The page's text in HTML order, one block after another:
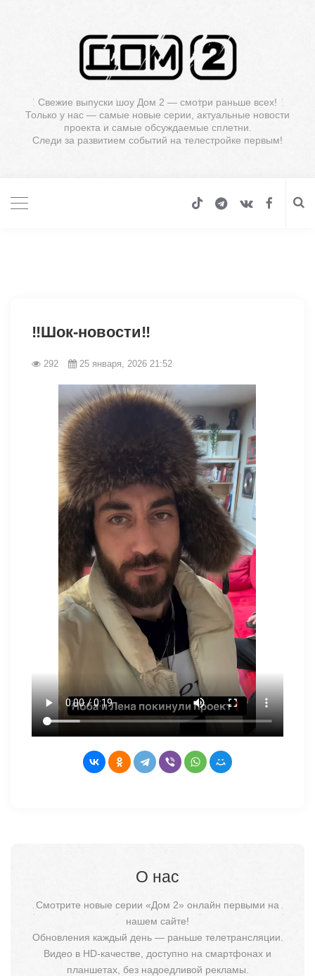
Свежие выпуски шоу Дом 2 — смотри раньше всех!
Только у нас — самые новые серии, актуальные новости
проекта и самые обсуждаемые сплетни.
Следи за развитием событий на телестройке первым!
‼️Шок-новости‼️
292 25 января, 2026 21:52
О нас
Смотрите новые серии «Дом 2» онлайн первыми на
нашем сайте!
Обновления каждый день — раньше телетрансляции.
Видео в HD-качестве, доступно на смартфонах и
планшетах, без надоедливой рекламы.